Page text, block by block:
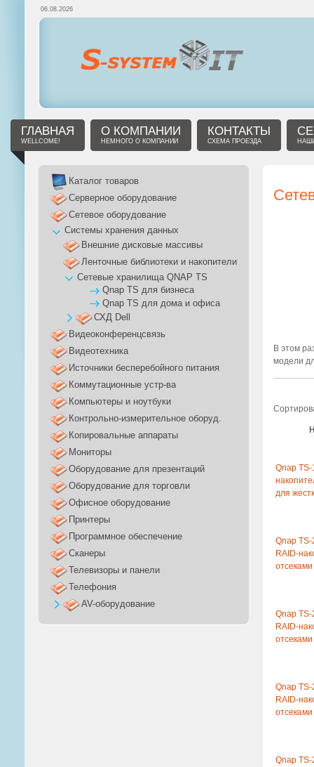
06.08.2026
ГЛАВНАЯ
WELLCOME!
О КОМПАНИИ
НЕМНОГО О КОМПАНИИ
КОНТАКТЫ
СХЕМА ПРОЕЗДА
В этом
модели
Qnap
для
Qnap
RAID-
Qnap
RAID-
Qnap
RAID-
Qnap
Каталог товаров
Серверное оборудование
Сетевое оборудование
Системы хранения данных
Внешние дисковые массивы
Ленточные библиотеки и накопители
Сетевые хранилища QNAP TS
Qnap TS для бизнеса
Qnap TS для дома и офиса
СХД Dell
Видеоконференцсвязь
Видеотехника
Источники бесперебойного питания
Коммутационные устр-ва
Компьютеры и ноутбуки
Контрольно-измерительное оборуд.
Копировальные аппараты
Мониторы
Оборудование для презентаций
Оборудование для торговли
Офисное оборудование
Принтеры
Программное обеспечение
Сканеры
Телевизоры и панели
Телефония
AV-оборудование